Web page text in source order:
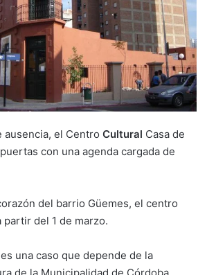
ausencia, el Centro Cultural Casa de
con una agenda cargada de
del barrio Güemes, el centro
del 1 de marzo.
una caso que depende de la